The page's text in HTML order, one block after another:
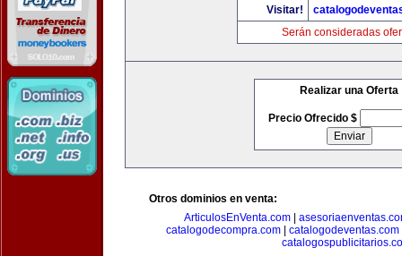
Visitar!
Serán consideradas
Realizar una Oferta
Precio Ofrecido $
Otros dominios en venta:
ArticulosEnVenta.com|
catalogodecompra.com| catalogodeventas.com